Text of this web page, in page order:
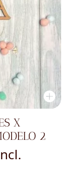
X
2